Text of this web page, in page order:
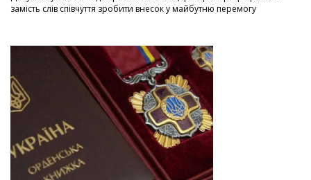
замість слів співчуття зробити внесок у майбутню перемогу